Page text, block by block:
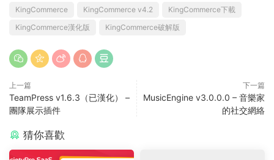
KingCommerce KingCommerce v4.2
KingCommerce下載
KingCommerce漢化版
KingCommerce破解版
上一篇
TeamPress v1.6.3（已漢化） –
團隊展示插件
下一篇
MusicEngine v3.0.0.0 – 音樂家
的社交網絡
猜你喜歡